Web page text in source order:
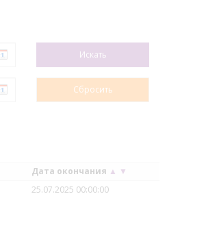
Дата окончания ▲ ▼
25.07.2025 00:00:00